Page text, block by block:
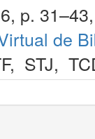
p.
de
, STJ,